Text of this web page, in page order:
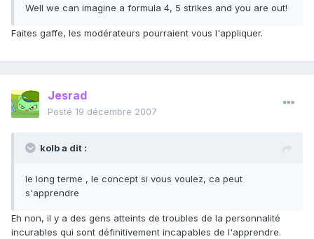
Well we can imagine a formula 4, 5 strikes and you are out!
Faites gaffe, les modérateurs pourraient vous l'appliquer.
Jesrad
Posté 19 décembre 2007
kolb a dit :
le long terme , le concept si vous voulez, ca peut
s'apprendre
Eh non, il y a des gens atteints de troubles de la personnalité
incurables qui sont définitivement incapables de l'apprendre.